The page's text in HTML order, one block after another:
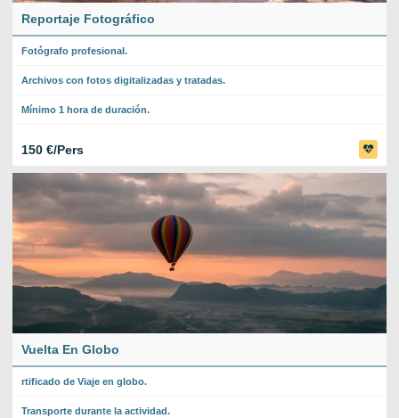
Reportaje Fotográfico
Fotógrafo profesional.
Archivos con fotos digitalizadas y tratadas.
Mínimo 1 hora de duración.
150 €/Pers
Vuelta En Globo
rtificado de Viaje en globo.
Transporte durante la actividad.